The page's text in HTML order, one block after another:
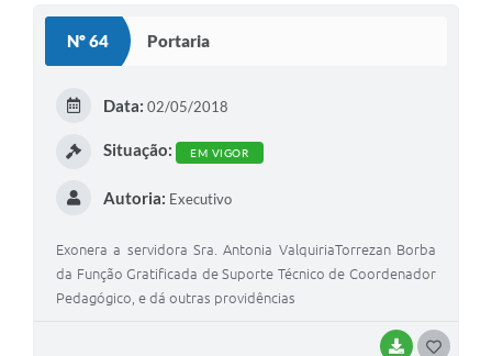
Nº 64 Portaria
BAIXAR
Data: 02/05/2018
Situação: EM VIGOR
Autoria: Executivo
Exonera a servidora Sra. Antonia ValquiriaTorrezan Borba
da Função Gratificada de Suporte Técnico de Coordenador
Pedagógico, e dá outras providências